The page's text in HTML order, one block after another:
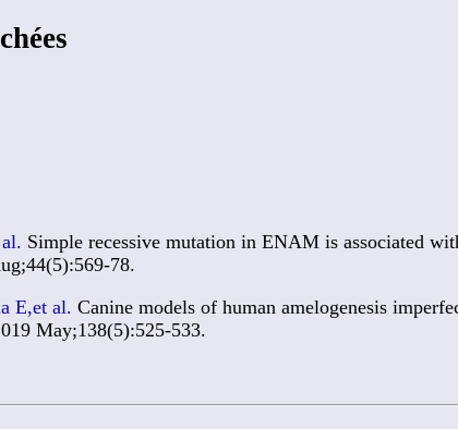
Simple recessive mutation in ENAM is associated
78.
E,et al. Canine models of human amelogenesis
May;138(5):525-533.